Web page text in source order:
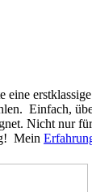
eine
Einfach,
Nicht nur
Mein